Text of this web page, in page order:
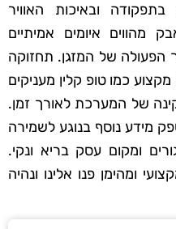
ובאיכות האוויר
מהווים איומים אמיתיים
הפעולה של המזגן. תחזוקה
מקצוע כמו טופ קלין מעניקים
של המערכת לאורך זמן.
מידע נוסף בנוגע לשמירה
ומקום עסק בריא ונקי.
ומהימן פנו אלינו ונהיה